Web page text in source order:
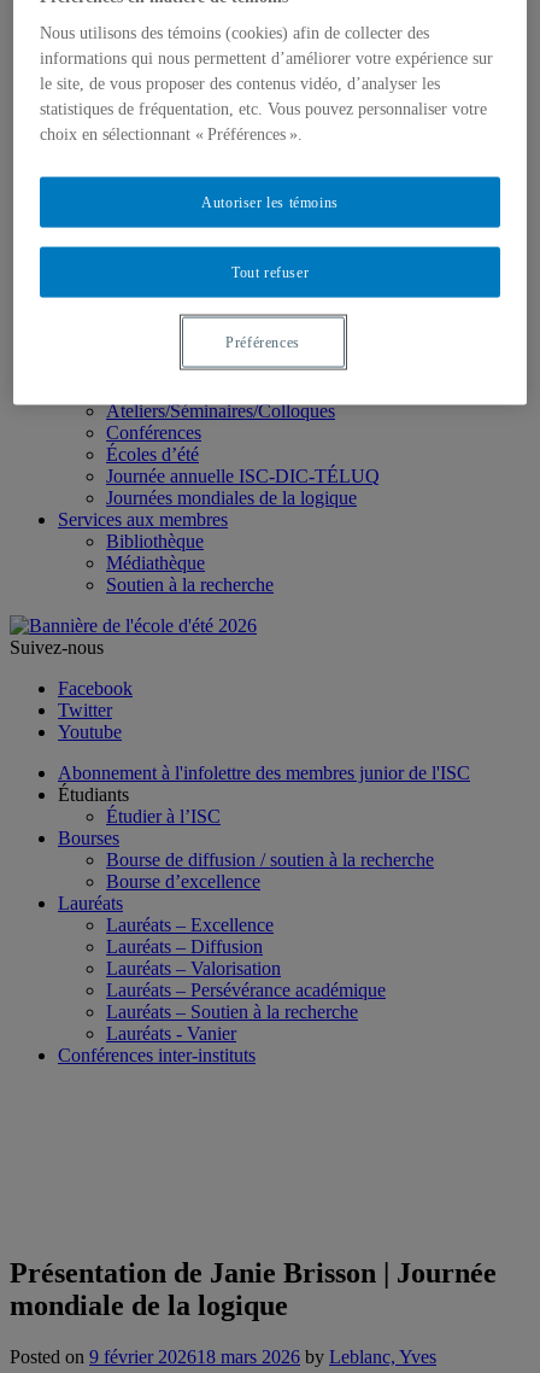
Devenir membre
Régulier
Membres étudiant.es
Membres associé.es
Formation
Concentration de 3e cycle
Pôle 3 : Approches computationnelles
Pôle 4 : Apprentissage
Pôle 5 : Cognition organisationnelle
Partenaires et collaborations
Thèmes transversaux
Ateliers/Séminaires/Colloques
Conférences
Écoles d’été
Journée annuelle ISC-DIC-TÉLUQ
Journées mondiales de la logique
Services aux membres
Bibliothèque
Médiathèque
Soutien à la recherche
Suivez-nous
Facebook
Twitter
Youtube
Abonnement à l'infolettre des membres junior de l'ISC
Étudiants
Étudier à l’ISC
Bourses
Bourse de diffusion / soutien à la recherche
Bourse d’excellence
Lauréats
Lauréats – Excellence
Lauréats – Diffusion
Lauréats – Valorisation
Lauréats – Persévérance académique
Lauréats – Soutien à la recherche
Lauréats - Vanier
Conférences inter-instituts
Présentation de Janie Brisson | Journée
mondiale de la logique
Posted on 9 février 202618 mars 2026 by Leblanc, Yves
Nous utilisons des témoins (cookies) afin de collecter des
informations qui nous permettent d’améliorer votre expérience sur
le site, de vous proposer des contenus vidéo, d’analyser les
statistiques de fréquentation, etc. Vous pouvez personnaliser votre
choix en sélectionnant « Préférences ».
Tout refuser
Autoriser les témoins
Préférences